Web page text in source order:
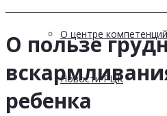
О центре компетенций
Новости РЦК
О пользе
ребенка